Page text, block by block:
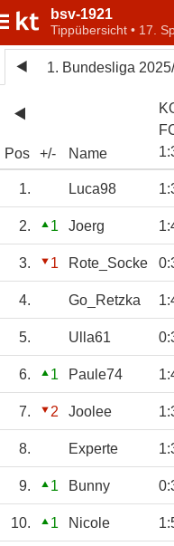
bsv-1921
Tippübersicht • 17.
1. Bundesliga
Pos +/- Name
1:
1. Luca98
2. 1 Joerg
3. 1 Rote_Socke
4. Go_Retzka
5. Ulla61
6. 1 Paule74
7. 2 Joolee
8. Experte
9. 1 Bunny
10. 1 Nicole